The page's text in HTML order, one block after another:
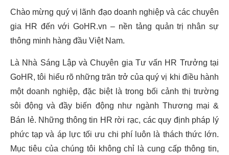
Chào mừng quý vị lãnh đạo doanh nghiệp và các chuyên
gia HR đến với GoHR.vn – nền tảng quản trị nhân sự
thông minh hàng đầu Việt Nam.
Là Nhà Sáng Lập và Chuyên gia Tư vấn HR Trưởng tại
GoHR, tôi hiểu rõ những trăn trở của quý vị khi điều hành
một doanh nghiệp, đặc biệt là trong bối cảnh thị trường
sôi động và đầy biến động như ngành Thương mại &
Bán lẻ. Những thông tin HR rời rạc, các quy định pháp lý
phức tạp và áp lực tối ưu chi phí luôn là thách thức lớn.
Mục tiêu của chúng tôi không chỉ là cung cấp thông tin,